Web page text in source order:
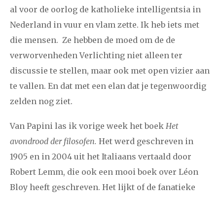
september november
december
2020
januari februari april mei juli
augustus september oktober november
december
2019
januari februari maart april
augustus september oktober november
december
al voor de oorlog de katholieke intelligentsia in
Nederland in vuur en vlam zette. Ik heb iets met
die mensen. Ze hebben de moed om de de
verworvenheden Verlichting niet alleen ter
discussie te stellen, maar ook met open vizier aan
te vallen. En dat met een elan dat je tegenwoordig
zelden nog ziet.
Van Papini las ik vorige week het boek Het
avondrood der filosofen. Het werd geschreven in
1905 en in 2004 uit het Italiaans vertaald door
Robert Lemm, die ook een mooi boek over Léon
Bloy heeft geschreven. Het lijkt of de fanatieke